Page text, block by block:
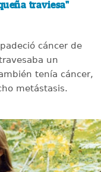
traviesa"
cáncer de
un
tenía cáncer,
metástasis.